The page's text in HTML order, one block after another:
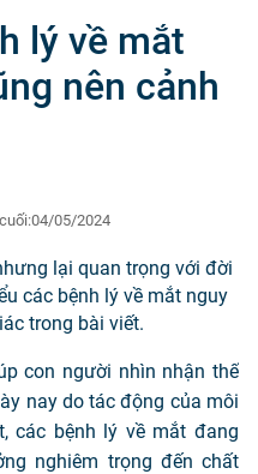
lý về mắt
nên cảnh
04/05/2024
lại quan trọng với đời
các bệnh lý về mắt nguy
trong bài viết.
con người nhìn nhận thế
nay do tác động của môi
các bệnh lý về mắt đang
nghiêm trọng đến chất